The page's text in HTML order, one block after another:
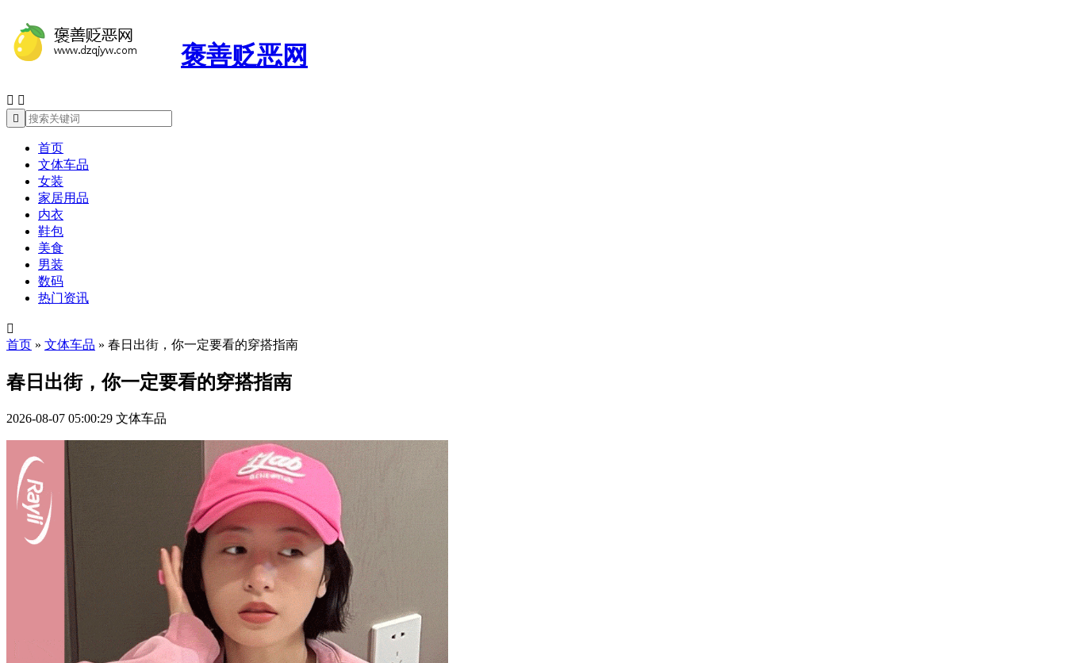
褒善贬恶网
 

首页
文体车品
女装
家居用品
内衣
鞋包
美食
男装
数码
热门资讯

首页 » 文体车品 » 春日出街，你一定要看的穿搭指南
春日出街，你一定要看的穿搭指南
2026-08-07 05:00:29 文体车品